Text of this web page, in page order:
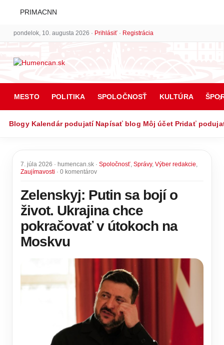
PRIMACNN
pondelok, 10. augusta 2026 · Prihlásiť· Registrácia
MESTO POLITIKA SPOLOČNOSŤ KULTÚRA
Blogy Kalendár podujatí Napísať blog Môj účet Pridať
7. júla 2026 · humencan.sk · Spoločnosť, Správy, Výber redakcie,
Zaujímavosti · 0 komentárov
Zelenskyj: Putin sa bojí o
život. Ukrajina chce
pokračovať v útokoch na
Moskvu